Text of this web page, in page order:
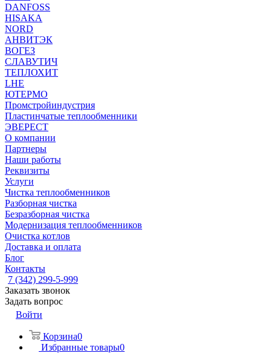
DANFOSS
HISAKA
NORD
АНВИТЭК
ВОГЕЗ
СЛАВУТИЧ
ТЕПЛОХИТ
LHE
ЮТЕРМО
Промстройиндустрия
Пластинчатые теплообменники
ЭВЕРЕСТ
О компании
Партнеры
Наши работы
Реквизиты
Услуги
Чистка теплообменников
Разборная чистка
Безразборная чистка
Модернизация теплообменников
Очистка котлов
Доставка и оплата
Блог
Контакты
7 (342) 299-5-999
Заказать звонок
Задать вопрос
Войти
Корзина0
Избранные товары0